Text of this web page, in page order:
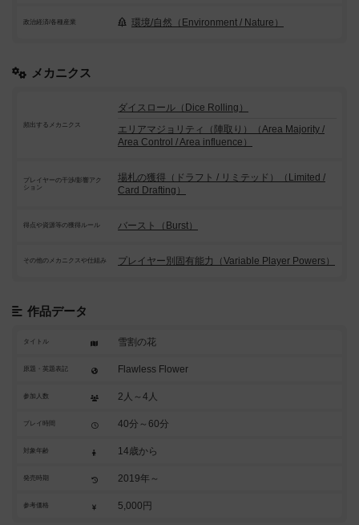
政治経済/各種産業 環境/自然（Environment / Nature）
メカニクス
頻出するメカニクス
ダイスロール（Dice Rolling）
エリアマジョリティ（陣取り）（Area Majority /
Area Control / Area influence）
プレイヤーの干渉/影響アク
ション
場札の獲得（ドラフト / リミテッド）（Limited /
Card Drafting）
得点や資源等の獲得ルール バースト（Burst）
その他のメカニクスや仕組み プレイヤー別固有能力（Variable Player Powers）
作品データ
タイトル 雪割の花
原題・英題表記 Flawless Flower
参加人数 2人～4人
プレイ時間 40分～60分
対象年齢 14歳から
発売時期 2019年～
参考価格 5,000円